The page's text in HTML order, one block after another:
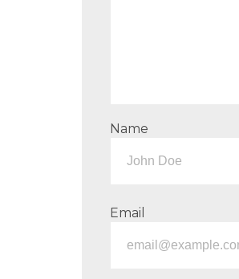
Name
Email